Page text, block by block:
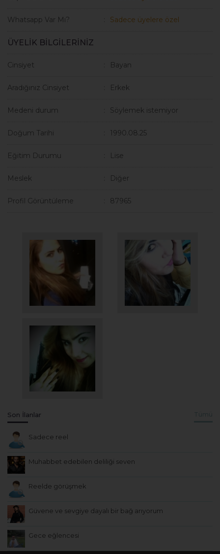
Whatsapp Var Mı? Sadece üyelere özel
ÜYELİK BİLGİLERİNİZ
Cinsiyet Bayan
Aradığınız Cinsiyet Erkek
Medeni durum Söylemek istemiyor
Doğum Tarihi 1990.08.25
Eğitim Durumu Lise
Meslek Diğer
Profil Görüntüleme 87965
Son İlanlar
Sadece reel
Muhabbet edebilen deliliği seven
Reelde görüşmek
Güvene ve sevgiye dayalı bir bağ arıyorum
Gece eğlencesi